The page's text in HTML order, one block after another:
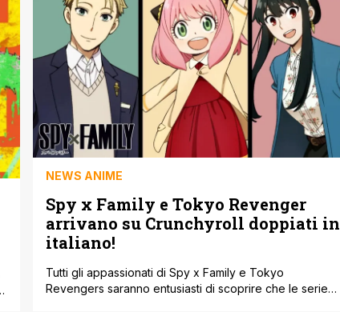
NEWS ANIME
Spy x Family e Tokyo Revenger
arrivano su Crunchyroll doppiati in
italiano!
Tutti gli appassionati di Spy x Family e Tokyo
Revengers saranno entusiasti di scoprire che le serie